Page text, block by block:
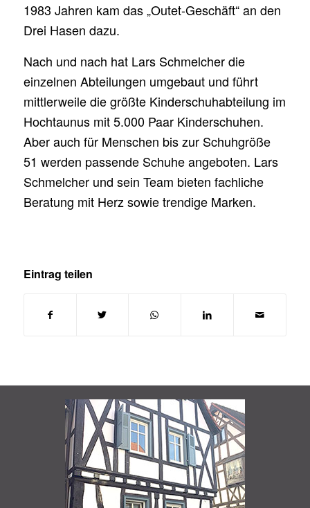
1983 Jahren kam das „Outet-Geschäft“ an den
Drei Hasen dazu.
Nach und nach hat Lars Schmelcher die
einzelnen Abteilungen umgebaut und führt
mittlerweile die größte Kinderschuhabteilung im
Hochtaunus mit 5.000 Paar Kinderschuhen.
Aber auch für Menschen bis zur Schuhgröße
51 werden passende Schuhe angeboten. Lars
Schmelcher und sein Team bieten fachliche
Beratung mit Herz sowie trendige Marken.
Eintrag teilen